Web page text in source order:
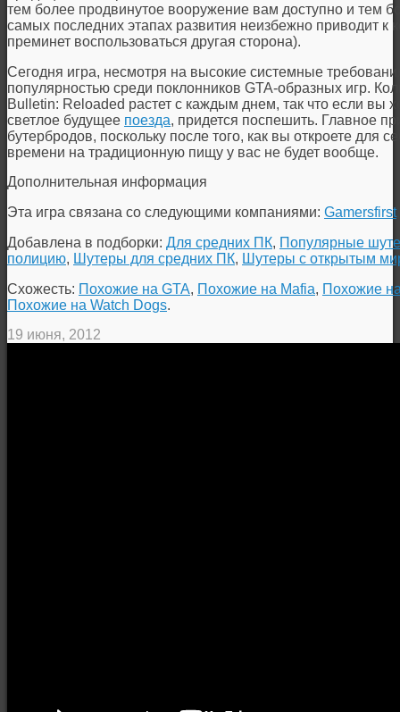
тем более продвинутое вооружение вам доступно и тем
самых последних этапах развития неизбежно приводит к
преминет воспользоваться другая сторона).
Сегодня игра, несмотря на высокие системные
популярностью среди поклонников GTA-образных игр.
Bulletin: Reloaded растет с каждым днем, так что если вы
светлое будущее поезда, придется поспешить. Главное
бутербродов, поскольку после того, как вы откроете для
времени на традиционную пищу у вас не будет вообще.
Дополнительная информация
Эта игра связана со следующими компаниями: Gamersfirst
Добавлена в подборки: Для средних ПК, Популярные
полицию, Шутеры для средних ПК, Шутеры с открытым
Схожесть: Похожие на GTA, Похожие на Mafia, Похожие
Похожие на Watch Dogs.
19 июня, 2012